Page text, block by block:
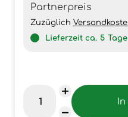
Partnerpreis
Zuzüglich
Lieferzeit ca. 5 Tage